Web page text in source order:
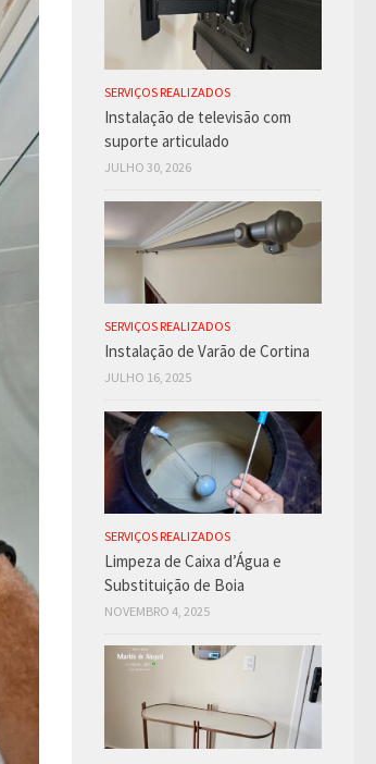
SERVIÇOS REALIZADOS
Instalação de televisão com
suporte articulado
JULHO 30, 2026
SERVIÇOS REALIZADOS
Instalação de Varão de Cortina
JULHO 16, 2025
SERVIÇOS REALIZADOS
Limpeza de Caixa d’Água e
Substituição de Boia
NOVEMBRO 4, 2025